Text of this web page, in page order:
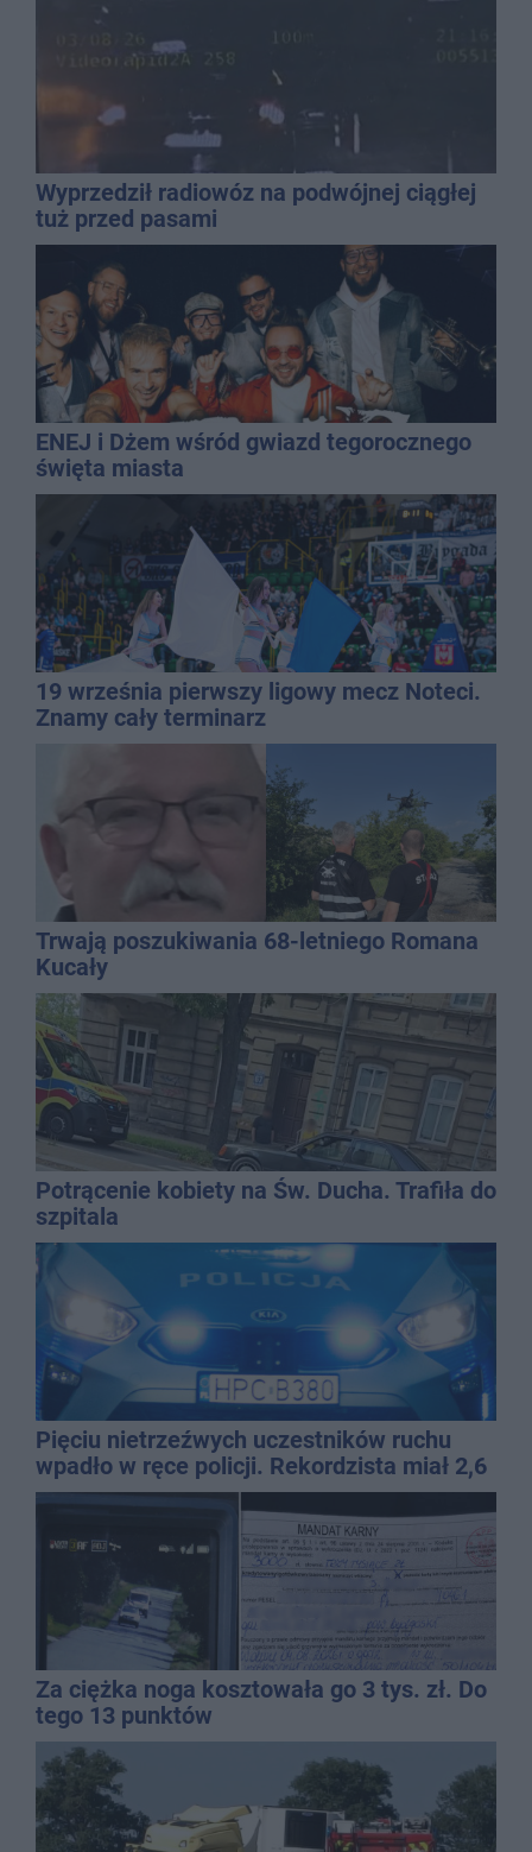
Wyprzedził radiowóz na podwójnej ciągłej
tuż przed pasami
ENEJ i Dżem wśród gwiazd tegorocznego
święta miasta
19 września pierwszy ligowy mecz Noteci.
Znamy cały terminarz
Trwają poszukiwania 68-letniego Romana
Kucały
Potrącenie kobiety na Św. Ducha. Trafiła do
szpitala
Pięciu nietrzeźwych uczestników ruchu
wpadło w ręce policji. Rekordzista miał 2,6
promila
Za ciężka noga kosztowała go 3 tys. zł. Do
tego 13 punktów